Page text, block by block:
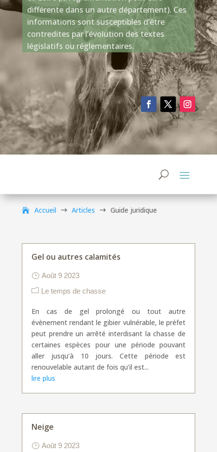
différente dans un autre département). Ces
informations sont susceptibles d’être
contredites par l’évolution des textes
législatifs ou réglementaires.
Accueil $ Articles $ Guide juridique
Gel ou autres calamités
Août 9 2023
Le temps de chasse
En cas de gel prolongé ou tout autre
évènement rendant le gibier vulnérable, le préfet
peut prendre un arrêté interdisant la chasse de
certaines espèces pour une période pouvant
aller jusqu’à 10 jours. Cette période est
renouvelable autant de fois qu’il est...
lire plus
Neige
Août 9 2023